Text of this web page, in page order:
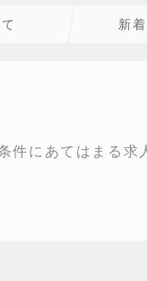
新
件にあてはまる求